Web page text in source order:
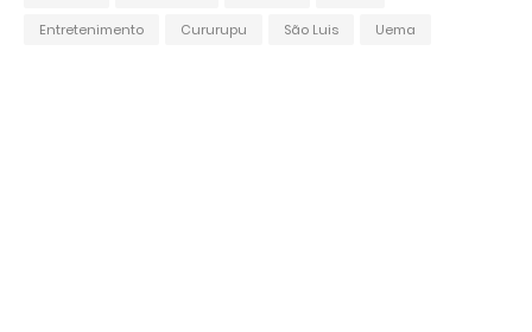
Entretenimento
Cururupu São Luis Uema